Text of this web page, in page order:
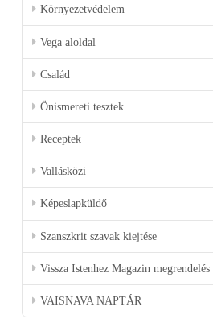
Környezetvédelem
Vega aloldal
Család
Önismereti tesztek
Receptek
Vallásközi
Képeslapküldő
Szanszkrit szavak kiejtése
Vissza Istenhez Magazin megrendelés
VAISNAVA NAPTÁR